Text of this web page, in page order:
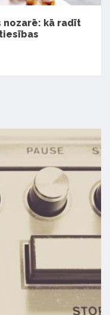
nozarē: kā radīt